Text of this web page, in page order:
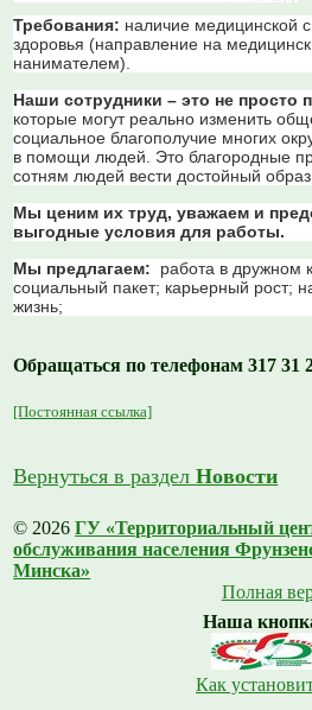
Требования: наличие медицинской
здоровья (направление на
нанимателем).
Наши сотрудники – это не просто
которые могут реально изменить
социальное благополучие многих
в помощи людей. Это благородные
сотням людей вести достойный
Мы ценим их труд, уважаем и
выгодные условия для работы.
Мы предлагаем:
работа в дружном
социальный пакет; карьерный рост;
жизнь;
Обращаться по телефонам 317 31
[Постоянная ссылка]
Вернуться в разделНовости
© 2026ГУ «Территориальный
обслуживания населения
Минска»
Полная
Наша
Как